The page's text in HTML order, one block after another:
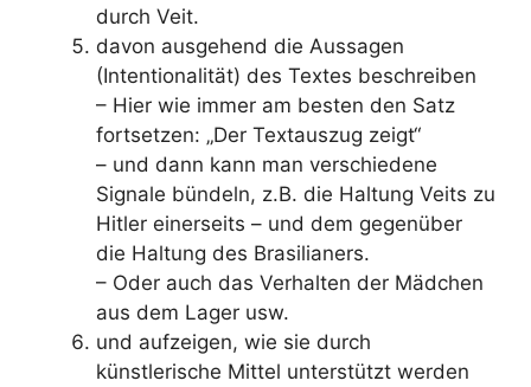
durch Veit.
davon ausgehend die Aussagen
(Intentionalität) des Textes beschreiben
– Hier wie immer am besten den Satz
fortsetzen: „Der Textauszug zeigt“
– und dann kann man verschiedene
Signale bündeln, z.B. die Haltung Veits zu
Hitler einerseits – und dem gegenüber
die Haltung des Brasilianers.
– Oder auch das Verhalten der Mädchen
aus dem Lager usw.
und aufzeigen, wie sie durch
künstlerische Mittel unterstützt werden